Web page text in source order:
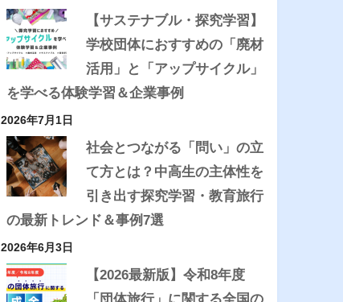
【サステナブル・探究学習】
学校団体におすすめの「廃材
活用」と「アップサイクル」
を学べる体験学習＆企業事例
2026年7月1日
社会とつながる「問い」の立
て方とは？中高生の主体性を
引き出す探究学習・教育旅行
の最新トレンド＆事例7選
2026年6月3日
【2026最新版】令和8年度